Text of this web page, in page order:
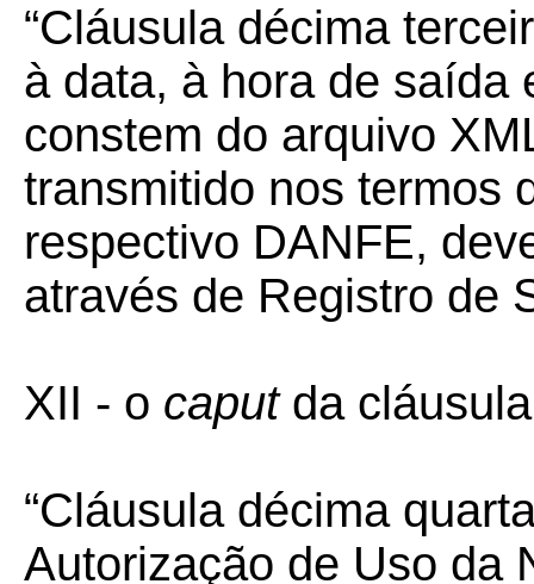
“Cláusula décima
à data, à hora de saída
constem do arquivo
transmitido nos termos
respectivo DANFE,
através de Registro de
XII - o caput da
“Cláusula décima
Autorização de Uso da